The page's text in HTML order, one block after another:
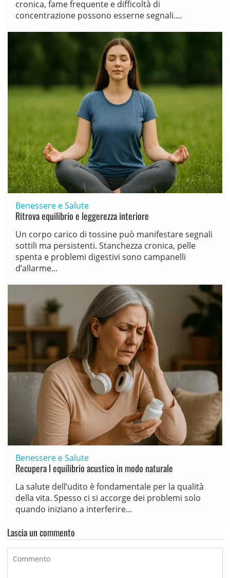
cronica, fame frequente e difficoltà di
concentrazione possono esserne segnali....
Benessere e Salute
Ritrova equilibrio e leggerezza interiore
Un corpo carico di tossine può manifestare segnali
sottili ma persistenti. Stanchezza cronica, pelle
spenta e problemi digestivi sono campanelli
d’allarme...
Benessere e Salute
Recupera l equilibrio acustico in modo naturale
La salute dell’udito è fondamentale per la qualità
della vita. Spesso ci si accorge dei problemi solo
quando iniziano a interferire...
Lascia un commento